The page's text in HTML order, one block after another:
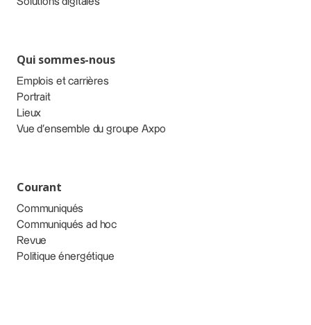
Qui sommes-nous
Emplois et carrières
Portrait
Lieux
Vue d’ensemble du groupe Axpo
Courant
Communiqués
Communiqués ad hoc
Revue
Politique énergétique